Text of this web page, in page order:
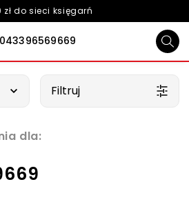
zł do sieci księgarń
dla:
Filtruj